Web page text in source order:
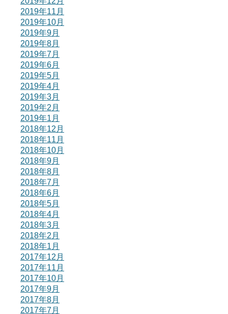
2019年11月
2019年10月
2019年9月
2019年8月
2019年7月
2019年6月
2019年5月
2019年4月
2019年3月
2019年2月
2019年1月
2018年12月
2018年11月
2018年10月
2018年9月
2018年8月
2018年7月
2018年6月
2018年5月
2018年4月
2018年3月
2018年2月
2018年1月
2017年12月
2017年11月
2017年10月
2017年9月
2017年8月
2017年7月